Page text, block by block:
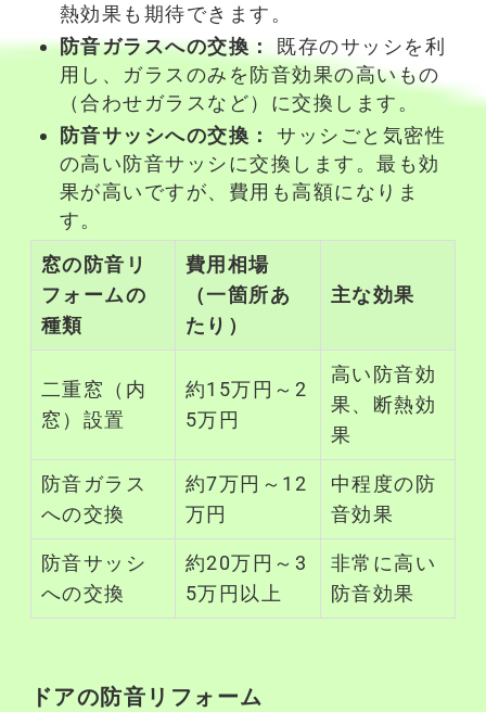
熱効果も期待できます。
防音ガラスへの交換：
既存のサッシを利
用し、ガラスのみを 防音効果の高いもの
（合わせガラスなど）に交換します。
防音サッシへの交換：
サッシごと気密性
の高い防音サッシに交換します。最も効
果が高いですが、費用も高額になりま
す。
窓の 防音リ
フォームの
種類
費用相場
（一箇所あ
たり）
主な効果
二重窓（内
窓）設置
約15万円～2
5万円
高い 防音効
果、断熱効
果
防音ガラス
への交換
約7万円～12
万円
中程度の防
音効果
防音サッシ
への交換
約20万円～3
5万円以上
非常に高い
防音効果
ドアの防音リフォーム